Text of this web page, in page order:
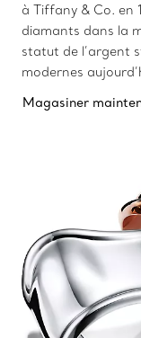
à Tiffany & Co. en
diamants dans la
statut de l’argent
modernes
Magasiner